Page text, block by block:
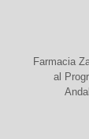
Farmacia
al